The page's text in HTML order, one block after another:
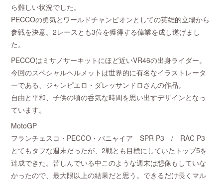
ら難しい状況でした。
PECCOの勇気とワールドチャンピオンとしての英雄的立場から
参戦を決意。2レースとも3位を獲得する偉業を成し遂げまし
た。
PECCOはミサノサーキットにほど近いVR46の出身ライダー。
今回のスペシャルヘルメットは世界的に有名なイラストレータ
ーである、ジャンピエロ・ダレッサンドロさんの作品。
自由と平和、子供の頃の呑気な時間を思い出すデザインとなっ
ています。
MotoGP
フランチェスコ・PECCO・バニャイア SPR P3 / RAC P3
とてもタフな週末だったが、2戦とも目標にしていたトップ5を
達成できた。苦しんでいる中このような週末は想像もしていな
かったので、最大限以上の結果だと思う。できるだけ長くマル